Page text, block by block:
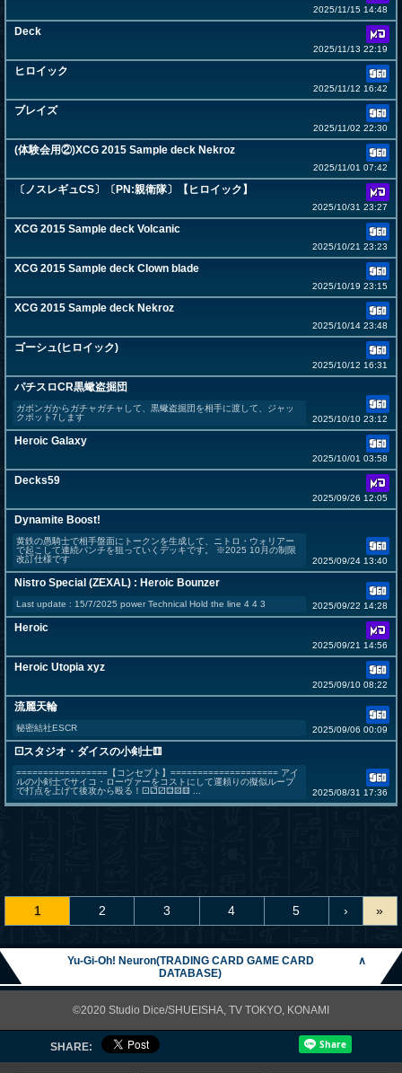
2025/11/15 14:48
Deck
2025/11/13 22:19
ヒロイック
2025/11/12 16:42
ブレイズ
2025/11/02 22:30
(体験会用②)XCG 2015 Sample deck Nekroz
2025/11/01 07:42
〔ノスレギュCS〕〔PN:親衛隊〕【ヒロイック】
2025/10/31 23:27
XCG 2015 Sample deck Volcanic
2025/10/21 23:23
XCG 2015 Sample deck Clown blade
2025/10/19 23:15
XCG 2015 Sample deck Nekroz
2025/10/14 23:48
ゴーシュ(ヒロイック)
2025/10/12 16:31
パチスロCR黒蠍盗掘団
ガボンガからガチャガチャして、黒蠍盗掘団を相手に渡して、ジャッ
クポット7します
2025/10/10 23:12
Heroic Galaxy
2025/10/01 03:58
Decks59
2025/09/26 12:05
Dynamite Boost!
黄鉄の愚騎士で相手盤面にトークンを生成して、ニトロ・ウォリアー
で起こして連続パンチを狙っていくデッキです。 ※2025 10月の制限
改訂仕様です
2025/09/24 13:40
Nistro Special (ZEXAL) : Heroic Bounzer
Last update : 15/7/2025 power Technical Hold the line 4 4 3 2025/09/22 14:28
Heroic
2025/09/21 14:56
Heroic Utopia xyz
2025/09/10 08:22
流麗天輪
秘密結社ESCR 2025/09/06 00:09
⚀スタジオ・ダイスの小剣士⚅
=================【コンセプト】==================== アイ
ルの小剣士でサイコ・ローヴァーをコストにして運頼りの擬似ループ
で打点を上げて後攻から殴る！⚀⚁⚂⚃⚄⚅ ...
2025/08/31 17:36
1 2 3 4 5 › »
Yu-Gi-Oh! Neuron(TRADING CARD GAME CARD
DATABASE)
∧
©2020 Studio Dice/SHUEISHA, TV TOKYO, KONAMI
SHARE: